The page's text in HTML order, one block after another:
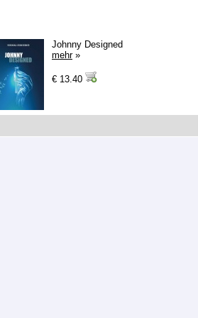
Johnny Designed
mehr»
€ 13.40